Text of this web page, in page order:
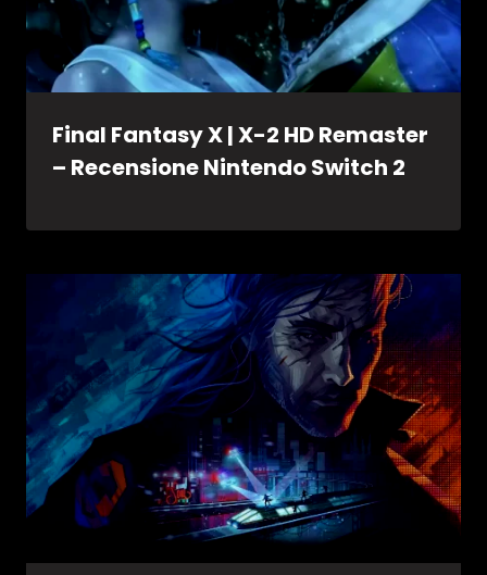
Final Fantasy X | X-2 HD Remaster
– Recensione Nintendo Switch 2